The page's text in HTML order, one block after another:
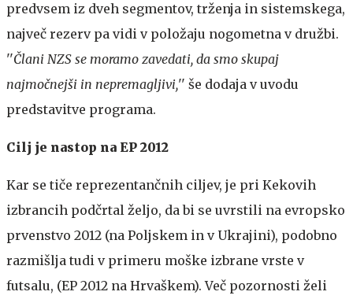
predvsem iz dveh segmentov, trženja in sistemskega,
največ rezerv pa vidi v položaju nogometna v družbi.
''Člani NZS se moramo zavedati, da smo skupaj
najmočnejši in nepremagljivi,'' še dodaja v uvodu
predstavitve programa.
Cilj je nastop na EP 2012
Kar se tiče reprezentančnih ciljev, je pri Kekovih
izbrancih podčrtal željo, da bi se uvrstili na evropsko
prvenstvo 2012 (na Poljskem in v Ukrajini), podobno
razmišlja tudi v primeru moške izbrane vrste v
futsalu, (EP 2012 na Hrvaškem). Več pozornosti želi